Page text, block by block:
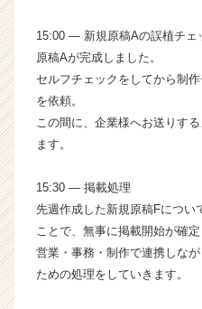
|
ベ
ン
ャ
ー・
業
か
ら
カ
15:00 ― 新規原稿Aの誤植チェ
原稿Aが完成しました。
セルフチェックをしてから制
を依頼。
この間に、企業様へお送りす
ます。
15:30 ― 掲載処理
先週作成した新規原稿Fについ
ことで、無事に掲載開始が確定
営業・事務・制作で連携しな
ための処理をしていきます。